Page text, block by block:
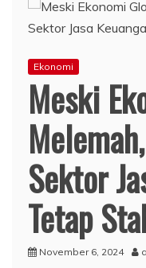
Ekonomi
Meski
Sektor
Tetap
November 6, 2024